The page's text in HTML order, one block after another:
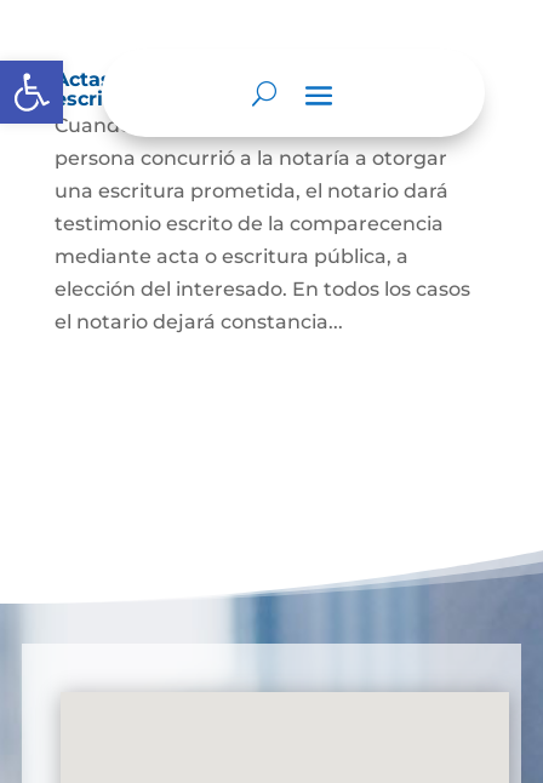
Abrir barra de herramientas
Actas de comparecencia para otorgar
escritura pública
Cuando se trate de comprobar que una
persona concurrió a la notaría a otorgar
una escritura prometida, el notario dará
testimonio escrito de la comparecencia
mediante acta o escritura pública, a
elección del interesado. En todos los casos
el notario dejará constancia...